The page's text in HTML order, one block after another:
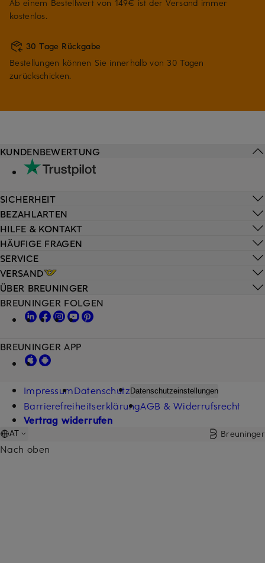
Ab einem Bestellwert von 149€ ist der Versand immer
kostenlos.
30 Tage Rückgabe
Bestellungen können Sie innerhalb von 30 Tagen
zurückschicken.
HILFE & KONTAKT
HÄUFIGE FRAGEN
SERVICE
VERSAND
KUNDENBEWERTUNG
SICHERHEIT
BEZAHLARTEN
ÜBER BREUNINGER
BREUNINGER FOLGEN
BREUNINGER APP
ImpressumDatenschutz Datenschutzeinstellungen
BarrierefreiheitserklärungAGB & Widerrufsrecht
Vertrag widerrufen
AT Breuninger
Nach oben